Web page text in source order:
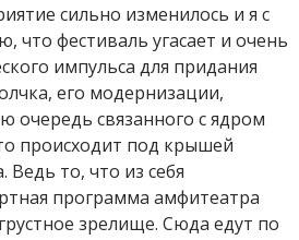
сильно изменилось и я с
что фестиваль угасает и очень
импульса для придания
его модернизации,
очередь связанного с ядром
происходит под крышей
то, что из себя
программа амфитеатра
зрелище. Сюда едут по